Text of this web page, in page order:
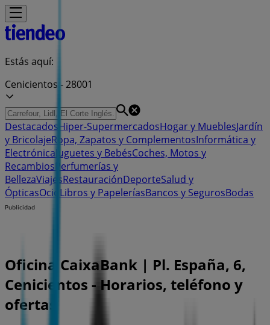
Estás aquí:
Cenicientos - 28001
DestacadosHiper-SupermercadosHogar y MueblesJardín
y BricolajeRopa, Zapatos y ComplementosInformática y
Electrónica Juguetes y BebésCoches, Motos y
Recambios Perfumerías y
BellezaViajesRestauraciónDeporteSalud y
ÓpticasOcio Libros y PapeleríasBancos y SegurosBodas
Publicidad
Oficina CaixaBank | Pl. España, 6,
Cenicientos - Horarios, teléfono y
ofertas